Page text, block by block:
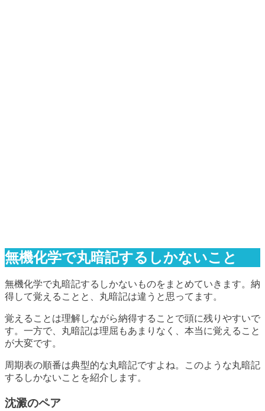
無機化学で丸暗記するしかないこと
無機化学で丸暗記するしかないものをまとめていきます。納
得して覚えることと、丸暗記は違うと思ってます。
覚えることは理解しながら納得することで頭に残りやすいで
す。一方で、丸暗記は理屈もあまりなく、本当に覚えること
が大変です。
周期表の順番は典型的な丸暗記ですよね。このような丸暗記
するしかないことを紹介します。
沈澱のペア